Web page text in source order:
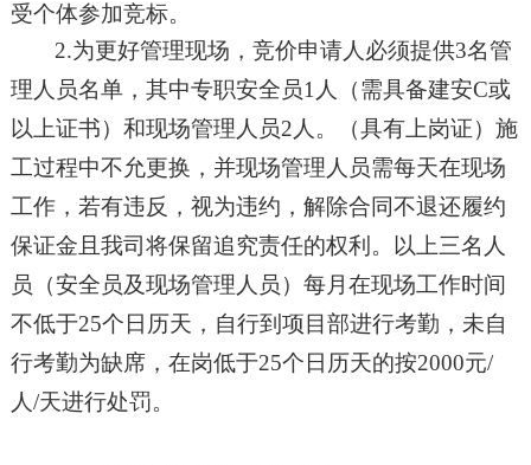
受个体参加竞标。
2.为更好管理现场，竞价申请人必须提供3名管
理人员名单，其中专职安全员1人（需具备建安C或
以上证书）和现场管理人员2 人。 （具有上岗证） 施
工过程中不允更换，并现场管理人员需每天在现场
工作， 若有违反， 视为违约，解除合同不退还履约
保证金 且我司将保留追究责任的权利。以上三名人
员（安全员及现场管理人员）每月在现场工作时间
不低于25个日历天， 自行到 项目部进行考勤， 未自
行考勤为缺席， 在岗低于25个日历天的按2000元/
人/天进行处罚。